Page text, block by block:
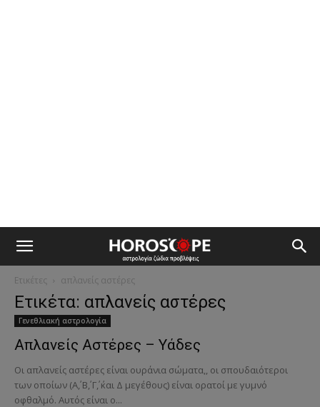
Ετικέτες απλανείς αστέρες
Ετικέτα: απλανείς αστέρες
Γενεθλιακή αστρολογία
Απλανείς Αστέρες – Υάδες
Οι απλανείς αστέρες είναι ουράνια σώματα,, οι σπουδαιότεροι
των οποίων (Α΄, Β΄, Γ΄, ΄και Δ μεγέθους) είναι ορατοί με γυμνό
οφθαλμό. Αυτός είναι ο...